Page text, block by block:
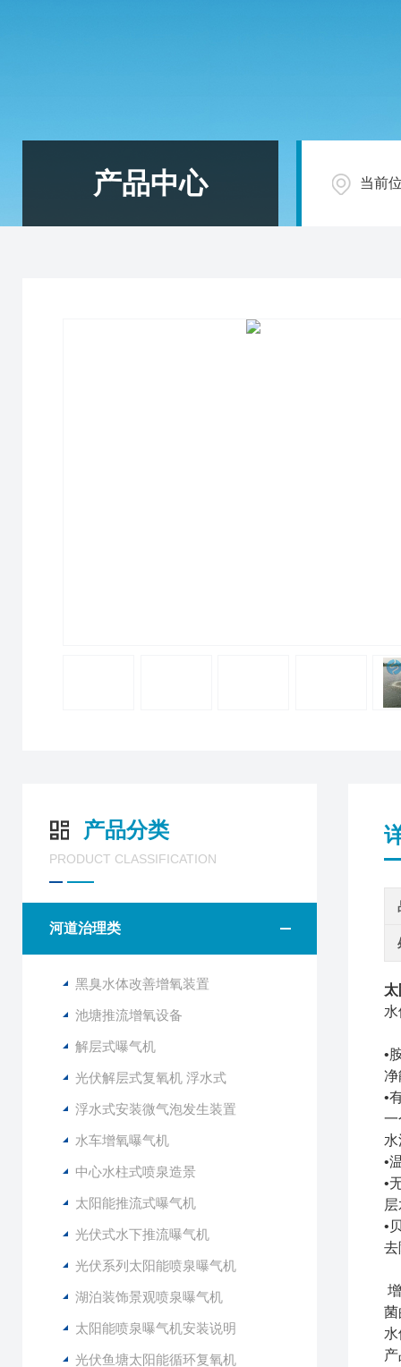
产品中心 当前
产品分类
PRODUCT CLASSIFICATION
河道治理类
黑臭水体改善增氧装置
池塘推流增氧设备
解层式曝气机
光伏解层式复氧机 浮水式
浮水式安装微气泡发生装置
水车增氧曝气机
中心水柱式喷泉造景
太阳能推流式曝气机
光伏式水下推流曝气机
光伏系列太阳能喷泉曝气机
湖泊装饰景观喷泉曝气机
太阳能喷泉曝气机安装说明
光伏鱼塘太阳能循环复氧机
•
净
•
一
•
•
•
去
菌